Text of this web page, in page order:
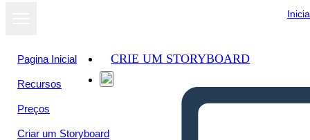
Pagina Inicial
Recursos
Preços
Criar um Storyboard
CRIE UM STORYBOARD